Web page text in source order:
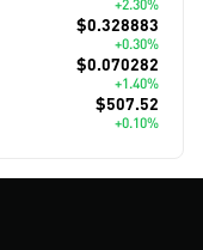
+2.30%
$0.328883
+0.30%
$0.070282
+1.40%
$507.52
+0.10%